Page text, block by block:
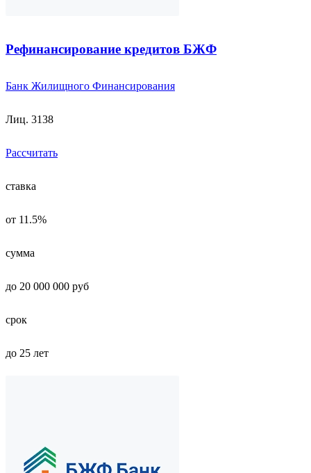
Рефинансирование кредитов БЖФ
Банк Жилищного Финансирования
Лиц. 3138
Рассчитать
ставка
от 11.5%
сумма
до 20 000 000 руб
срок
до 25 лет